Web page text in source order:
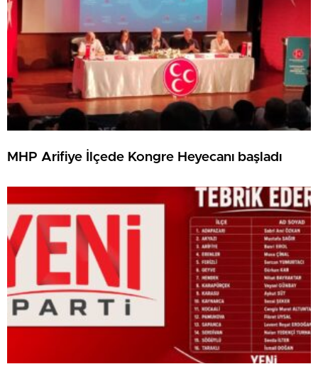
MHP Arifiye İlçede Kongre Heyecanı başladı